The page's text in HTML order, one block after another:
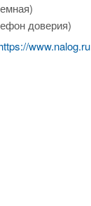
доверия)
www.nalog.ru